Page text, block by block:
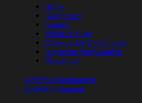
Home
Assortiment
Contact
Missie & Visie
Over ons De Deco Loods
Algemene Voorwaarden
Disclaimer
tumblrfacebookpintere
st-circledinstagram